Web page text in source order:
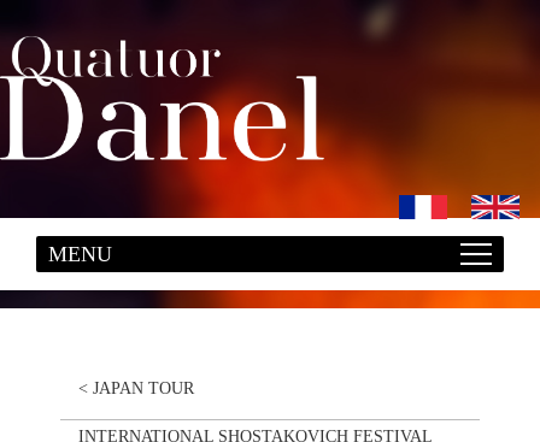
< JAPAN TOUR
INTERNATIONAL SHOSTAKOVICH FESTIVAL